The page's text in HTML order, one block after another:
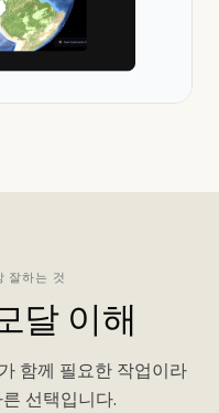
잘하는 것
달 이해
함께 필요한 작업이라
선택입니다.